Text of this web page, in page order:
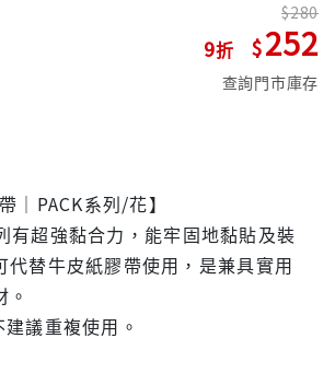
9
280
252
查詢門市庫存
｜PACK系列/花】
超強黏合力，能牢固地黏貼及裝
代替牛皮紙膠帶使用，是兼具實用
議重複使用。